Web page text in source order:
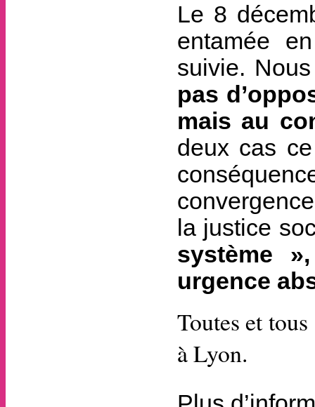
Le 8
entamée
suivie.
pas
mais au
deux cas
la justice
système
urgence
Toutes et
à Lyon.